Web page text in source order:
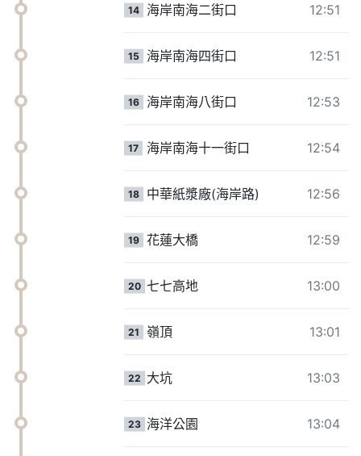
14 海岸南海二街口 12:51
15 海岸南海四街口 12:51
16 海岸南海八街口 12:53
17 海岸南海十一街口 12:54
18 中華紙漿廠(海岸路) 12:56
19 花蓮大橋 12:59
20 七七高地 13:00
21 嶺頂 13:01
22 大坑 13:03
23 海洋公園 13:04